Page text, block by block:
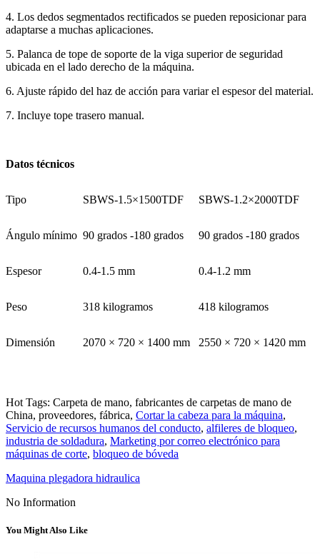
4. Los dedos segmentados rectificados se pueden reposicionar para
adaptarse a muchas aplicaciones.
5. Palanca de tope de soporte de la viga superior de seguridad
ubicada en el lado derecho de la máquina.
6. Ajuste rápido del haz de acción para variar el espesor del material.
7. Incluye tope trasero manual.
Datos técnicos
Tipo SBWS-1.5×1500TDF SBWS-1.2×2000TDF
Ángulo mínimo 90 grados -180 grados 90 grados -180 grados
Espesor 0.4-1.5 mm 0.4-1.2 mm
Peso 318 kilogramos 418 kilogramos
Dimensión 2070 × 720 × 1400 mm 2550 × 720 × 1420 mm
Hot Tags: Carpeta de mano, fabricantes de carpetas de mano de
China, proveedores, fábrica, Cortar la cabeza para la máquina,
Servicio de recursos humanos del conducto, alfileres de bloqueo,
industria de soldadura, Marketing por correo electrónico para
máquinas de corte, bloqueo de bóveda
Maquina plegadora hidraulica
No Information
You Might Also Like